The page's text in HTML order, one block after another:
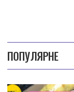
ПОПУЛЯРНЕ